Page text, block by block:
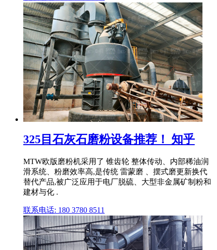
325目石灰石磨粉设备推荐！ 知乎
MTW欧版磨粉机采用了 锥齿轮 整体传动、内部稀油润
滑系统、粉磨效率高,是传统 雷蒙磨 、摆式磨更新换代
替代产品,被广泛应用于电厂脱硫、大型非金属矿制粉和
建材与化 .
联系电话: 180 3780 8511